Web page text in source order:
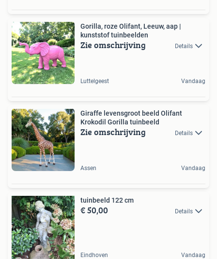
Gorilla, roze Olifant, Leeuw, aap |
kunststof tuinbeelden
Zie omschrijving Details
Luttelgeest Vandaag
Giraffe levensgroot beeld Olifant
Krokodil Gorilla tuinbeeld
Zie omschrijving Details
Assen Vandaag
tuinbeeld 122 cm
€ 50,00 Details
Eindhoven Vandaag